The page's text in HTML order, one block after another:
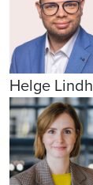
Helge Lindh